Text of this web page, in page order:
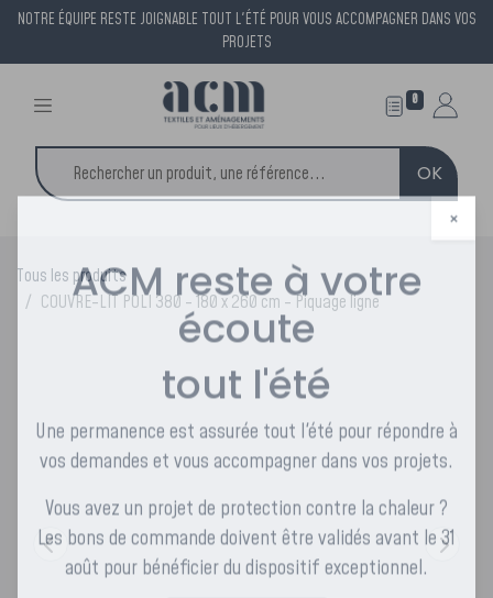
NOTRE ÉQUIPE RESTE JOIGNABLE TOUT L'ÉTÉ POUR VOUS ACCOMPAGNER DANS VOS
PROJETS
0
OK
Tous les produits
COUVRE-LIT POLI 380 - 180 x 260 cm - Piquage ligne
×
ACM reste à votre
écoute
tout l'été
Une permanence est assurée tout l'été pour répondre à
vos demandes et vous accompagner dans vos projets.
Vous avez un projet de protection contre la chaleur ?
Les bons de commande doivent être validés avant le 31
août pour bénéficier du dispositif exceptionnel.